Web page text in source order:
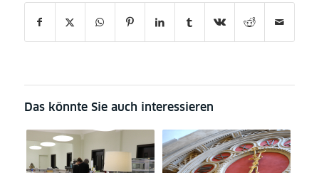
Das könnte Sie auch interessieren